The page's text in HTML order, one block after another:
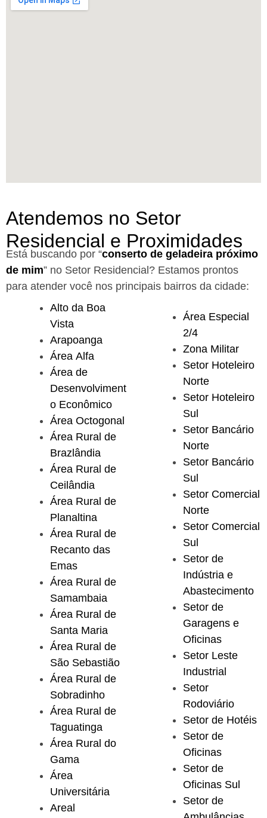
Atendemos no Setor
Residencial e Proximidades
Está buscando por “conserto de geladeira próximo
de mim” no Setor Residencial? Estamos prontos
para atender você nos principais bairros da cidade:
Alto da Boa
Vista
Arapoanga
Área Alfa
Área de
Desenvolviment
o Econômico
Área Octogonal
Área Rural de
Brazlândia
Área Rural de
Ceilândia
Área Rural de
Planaltina
Área Rural de
Recanto das
Emas
Área Rural de
Samambaia
Área Rural de
Santa Maria
Área Rural de
São Sebastião
Área Rural de
Sobradinho
Área Rural de
Taguatinga
Área Rural do
Gama
Área
Universitária
Areal
Área Especial
2/4
Zona Militar
Setor Hoteleiro
Norte
Setor Hoteleiro
Sul
Setor Bancário
Norte
Setor Bancário
Sul
Setor Comercial
Norte
Setor Comercial
Sul
Setor de
Indústria e
Abastecimento
Setor de
Garagens e
Oficinas
Setor Leste
Industrial
Setor
Rodoviário
Setor de Hotéis
Setor de
Oficinas
Setor de
Oficinas Sul
Setor de